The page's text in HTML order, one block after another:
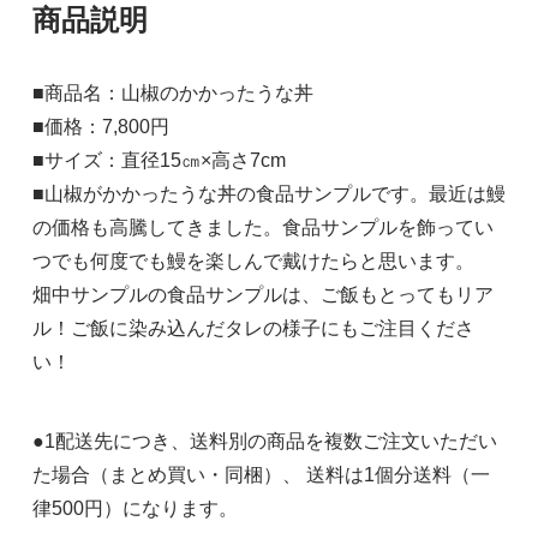
商品説明
■商品名：山椒のかかったうな丼
■価格：7,800円
■サイズ：直径15㎝×高さ7cm
■山椒がかかったうな丼の食品サンプルです。最近は鰻
の価格も高騰してきました。食品サンプルを飾ってい
つでも何度でも鰻を楽しんで戴けたらと思います。
畑中サンプルの食品サンプルは、ご飯もとってもリア
ル！ご飯に染み込んだタレの様子にもご注目くださ
い！
●1配送先につき、送料別の商品を複数ご注文いただい
た場合（まとめ買い・同梱）、 送料は1個分送料（一
律500円）になります。